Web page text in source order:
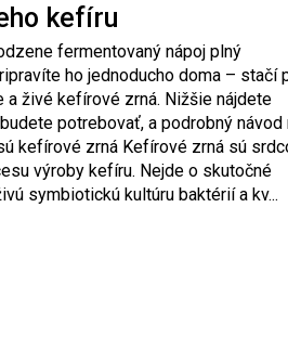
kefíru
fermentovaný nápoj plný
ho jednoducho doma – stačí
a živé kefírové zrná. Nižšie nájdete
potrebovať, a podrobný návod
kefírové zrná Kefírové zrná sú
výroby kefíru. Nejde o skutočné
symbiotickú kultúru baktérií a kv...